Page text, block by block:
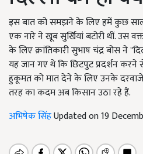
इस बात को समझने के लिए हमें कुछ साल
एक नारे ने खूब सुर्खियां बटोरी थीं. उस
के लिए क्रांतिकारी सुभाष चंद्र बोस ने
यह जान गए थे कि छिटपुट प्रदर्शन करने
हुकूमत को मात देने के लिए उनके
तरह का कदम अब किसान उठा रहे हैं.
अभिषेक सिंहUpdated on 19